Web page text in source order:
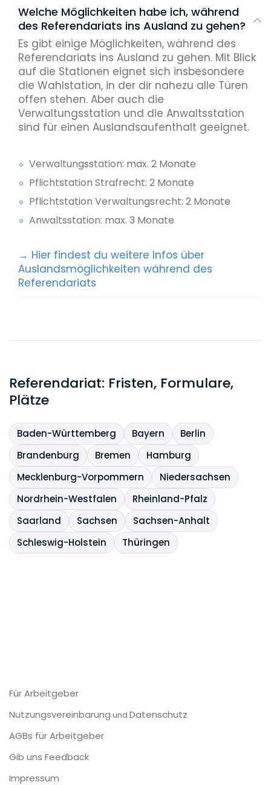
Welche Möglichkeiten habe ich, während
des Referendariats ins Ausland zu gehen?
Es gibt einige Möglichkeiten, während des
Referendariats ins Ausland zu gehen. Mit Blick
auf die Stationen eignet sich insbesondere
die Wahlstation, in der dir nahezu alle Türen
offen stehen. Aber auch die
Verwaltungsstation und die Anwaltsstation
sind für einen Auslandsaufenthalt geeignet.
Verwaltungsstation: max. 2 Monate
Pflichtstation Strafrecht: 2 Monate
Pflichtstation Verwaltungsrecht: 2 Monate
Anwaltsstation: max. 3 Monate
→ Hier findest du weitere Infos über
Auslandsmöglichkeiten während des
Referendariats
Referendariat: Fristen, Formulare,
Plätze
Baden-Württemberg Bayern
Berlin
Brandenburg
Bremen
Hamburg
Mecklenburg-Vorpommern
Niedersachsen
Nordrhein-Westfalen
Rheinland-Pfalz
Saarland
Sachsen
Sachsen-Anhalt
Schleswig-Holstein
Thüringen
Für Arbeitgeber
Nutzungsvereinbarung und Datenschutz
AGBs für Arbeitgeber
Gib uns Feedback
Impressum